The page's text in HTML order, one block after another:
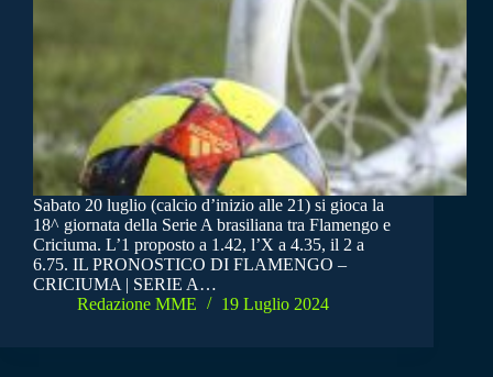
Sabato 20 luglio (calcio d’inizio alle 21) si gioca la
18^ giornata della Serie A brasiliana tra Flamengo e
Criciuma. L’1 proposto a 1.42, l’X a 4.35, il 2 a
6.75. IL PRONOSTICO DI FLAMENGO –
CRICIUMA | SERIE A…
Redazione MME
19 Luglio 2024